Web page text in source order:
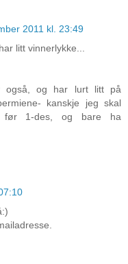
2011 kl. 23:49
litt vinnerlykke...
også, og har lurt litt på
kanskje jeg skal
før 1-des, og bare ha